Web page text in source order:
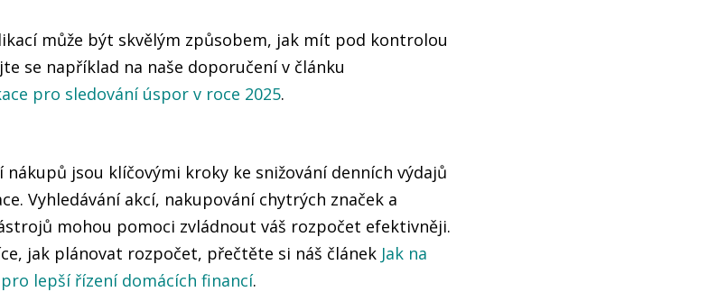
může být skvělým způsobem, jak mít pod kontrolou
se například na naše doporučení v článku
pro sledování úspor v roce 2025.
nákupů jsou klíčovými kroky ke snižování denních výdajů
Vyhledávání akcí, nakupování chytrých značek a
mohou pomoci zvládnout váš rozpočet efektivněji.
jak plánovat rozpočet, přečtěte si náš článek Jak na
lepší řízení domácích financí.